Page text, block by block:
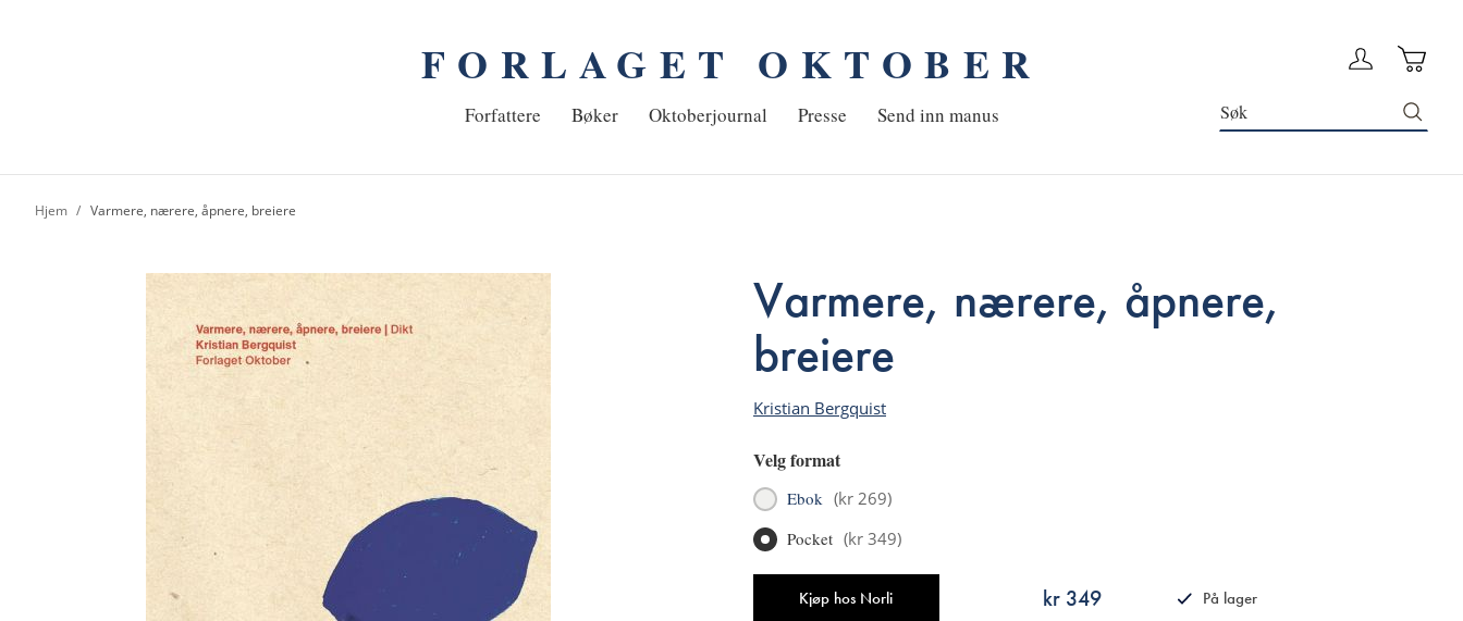
Logg
FORLAGET OKTOBER
Hjem
Forfattere Bøker Oktoberjournal Presse Send inn manus Søk
Hjem Varmere, nærere, åpnere, breiere
Varmere, nærere, åpnere,
breiere
Kristian Bergquist
Velg format
Ebok (kr 269)
Pocket (kr 349)
Kjøp hos Norli kr 349
På lager